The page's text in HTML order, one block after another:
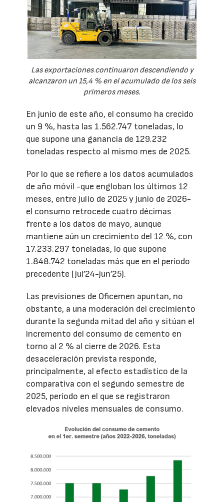
Las exportaciones continuaron descendiendo y
alcanzaron un 15,4 % en el acumulado de los seis
primeros meses.
En junio de este año, el consumo ha crecido
un 9 %, hasta las 1.562.747 toneladas, lo
que supone una ganancia de 129.232
toneladas respecto al mismo mes de 2025.
Por lo que se refiere a los datos acumulados
de año móvil -que engloban los últimos 12
meses, entre julio de 2025 y junio de 2026-
el consumo retrocede cuatro décimas
frente a los datos de mayo, aunque
mantiene aún un crecimiento del 12 %, con
17.233.297 toneladas, lo que supone
1.848.742 toneladas más que en el período
precedente (jul’24-jun’25).
Las previsiones de Oficemen apuntan, no
obstante, a una moderación del crecimiento
durante la segunda mitad del año y sitúan el
incremento del consumo de cemento en
torno al 2 % al cierre de 2026. Esta
desaceleración prevista responde,
principalmente, al efecto estadístico de la
comparativa con el segundo semestre de
2025, período en el que se registraron
elevados niveles mensuales de consumo.